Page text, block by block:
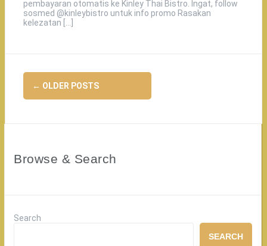
pembayaran otomatis ke Kinley Thai Bistro. Ingat, follow
sosmed @kinleybistro untuk info promo Rasakan
kelezatan […]
Posts
navigation
← OLDER POSTS
Browse & Search
Search
SEARCH